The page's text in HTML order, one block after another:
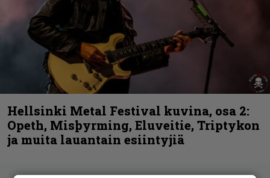
Hellsinki Metal Festival kuvina, osa 2:
Opeth, Misþyrming, Eluveitie, Triptykon
ja muita lauantain esiintyjiä